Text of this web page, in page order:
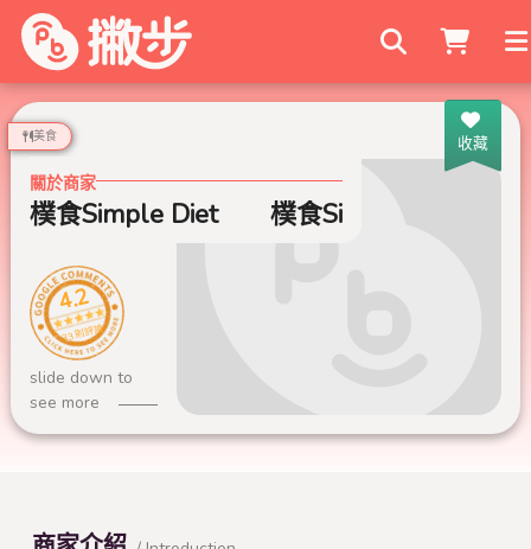
搜尋商家
收藏
美食
關於商家
樸食Simple Diet 樸食Simple Diet
4.2
33 則評論
slide down to
see more